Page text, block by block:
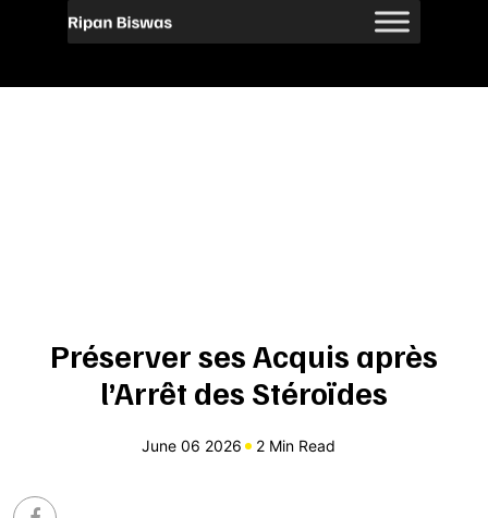
Préserver ses Acquis après
l’Arrêt des Stéroïdes
June 06 2026 2 Min Read